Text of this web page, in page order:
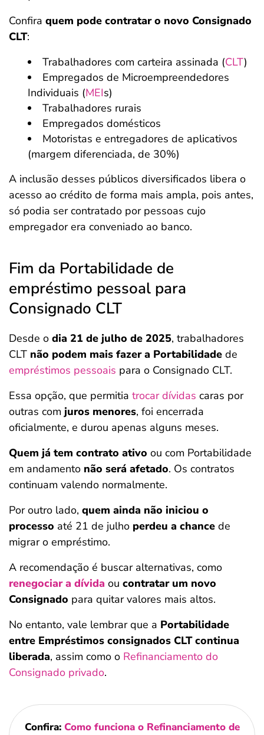
Confira quem pode contratar o novo Consignado
CLT:
Trabalhadores com carteira assinada (CLT)
Empregados de Microempreendedores
Individuais (MEIs)
Trabalhadores rurais
Empregados domésticos
Motoristas e entregadores de aplicativos
(margem diferenciada, de 30%)
A inclusão desses públicos diversificados libera o
acesso ao crédito de forma mais ampla, pois antes,
só podia ser contratado por pessoas cujo
empregador era conveniado ao banco.
Fim da Portabilidade de
empréstimo pessoal para
Consignado CLT
Desde o dia 21 de julho de 2025, trabalhadores
CLT não podem mais fazer a Portabilidade de
empréstimos pessoais para o Consignado CLT.
Essa opção, que permitia trocar dívidas caras por
outras com juros menores, foi encerrada
oficialmente, e durou apenas alguns meses.
Quem já tem contrato ativo ou com Portabilidade
em andamento não será afetado. Os contratos
continuam valendo normalmente.
Por outro lado, quem ainda não iniciou o
processo até 21 de julho perdeu a chance de
migrar o empréstimo.
A recomendação é buscar alternativas, como
renegociar a dívida ou contratar um novo
Consignado para quitar valores mais altos.
No entanto, vale lembrar que a Portabilidade
entre Empréstimos consignados CLT continua
liberada, assim como o Refinanciamento do
Consignado privado.
Confira: Como funciona o Refinanciamento de